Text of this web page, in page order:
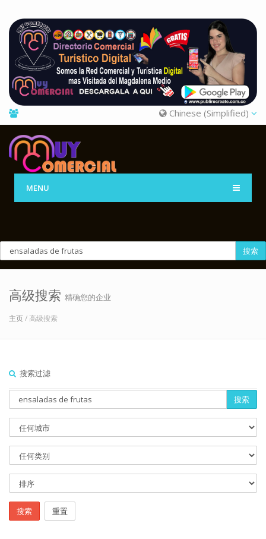
Chinese (Simplified)
MENU
搜索
高级搜索 精确您的企业
主页/ 高级搜索
搜索过滤
搜索
搜索 重置